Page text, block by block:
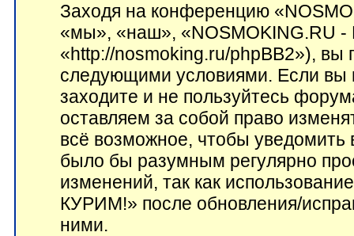
Заходя на конференцию
«мы», «наш», «NOSMOKING.RU
«http://nosmoking.ru/phpBB2»), вы
следующими условиями. Если вы
заходите и не пользуйтесь
оставляем за собой право
всё возможное, чтобы
было бы разумным регулярно
изменений, так как
КУРИМ!» после обновления/
ними.